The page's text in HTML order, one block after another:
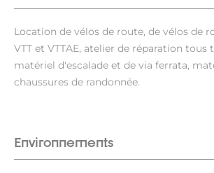
Location de vélos de route, de vélos de
VTT et VTTAE, atelier de réparation tous
matériel d'escalade et de via ferrata,
chaussures de randonnée.
Environnements